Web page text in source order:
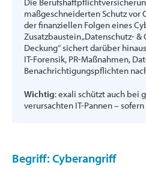
maßgeschneiderten Schutz vor
der finanziellen Folgen eines
Zusatzbaustein „Datenschutz-
Deckung“ sichert darüber
IT-Forensik, PR-Maßnahmen,
Benachrichtigungspflichten
Wichtig: exali schützt auch bei
verursachten IT-Pannen –
Begriff: Cyberangriff